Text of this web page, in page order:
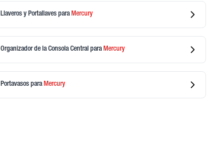
Llaveros y Portallaves paraMercury
Organizador de la Consola Central paraMercury
Portavasos paraMercury